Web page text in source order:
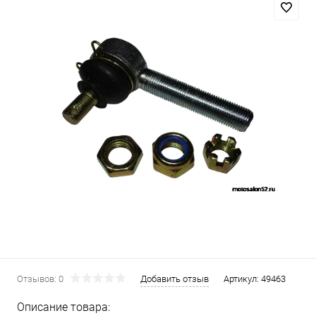
Отзывов: 0 Добавить отзыв Артикул: 49463
Описание товара: